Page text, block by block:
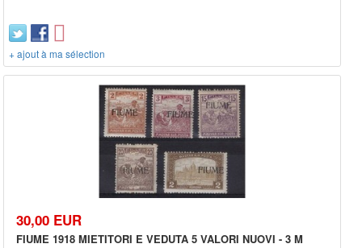
+ ajout à ma sélection
30,00 EUR
FIUME 1918 MIETITORI E VEDUTA 5 VALORI NUOVI - 3 M